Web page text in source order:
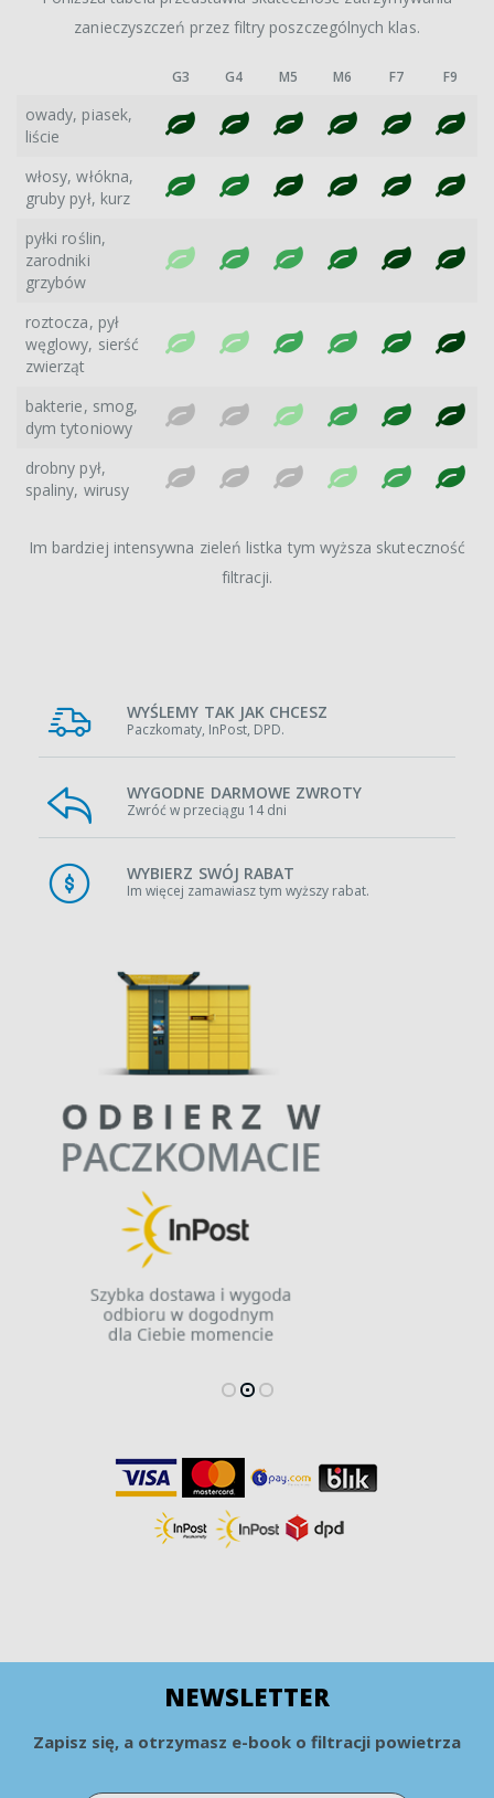
zanieczyszczeń przez filtry poszczególnych klas.
G3 G4 M5 M6 F7 F9
owady, piasek,
liście
włosy, włókna,
gruby pył, kurz
pyłki roślin,
zarodniki
grzybów
roztocza, pył
węglowy, sierść
zwierząt
bakterie, smog,
dym tytoniowy
drobny pył,
spaliny, wirusy
Im bardziej intensywna zieleń listka tym wyższa skuteczność
filtracji.
WYŚLEMY TAK JAK CHCESZ
Paczkomaty, InPost, DPD.
WYGODNE DARMOWE ZWROTY
Zwróć w przeciągu 14 dni
WYBIERZ SWÓJ RABAT
Im więcej zamawiasz tym wyższy rabat.
NEWSLETTER
Zapisz się, a otrzymasz e-book o filtracji powietrza